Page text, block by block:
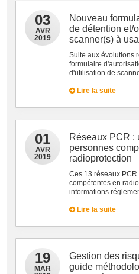
03
AVR
2019
Nouveau
de détention et/
scanner(s) à
Suite aux évolutions
formulaire
d'utilisation de
Lire la suite
01
AVR
2019
Réseaux PCR :
personnes
radioprotection
Ces 13 réseaux
compétentes en
informations
Lire la suite
19
MAR
Gestion des
guide